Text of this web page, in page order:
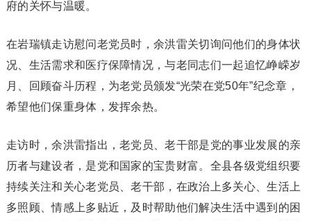
府的关怀与温暖。
在岩瑞镇走访慰问老党员时，余洪雷关切询问他们的身体状
况、生活需求和医疗保障情况，与老同志们一起追忆峥嵘岁
月、回顾奋斗历程，为老党员颁发“光荣在党50年”纪念章，
希望他们保重身体，发挥余热。
走访时，余洪雷指出，老党员、老干部是党的事业发展的亲
历者与建设者，是党和国家的宝贵财富。全县各级党组织要
持续关注和关心老党员、老干部，在政治上多关心、生活上
多照顾、情感上多贴近，及时帮助他们解决生活中遇到的困